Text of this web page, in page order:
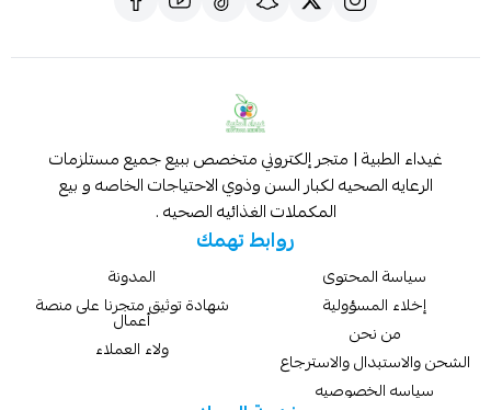
غيداء الطبية | متجر إلكتروني متخصص ببيع جميع مستلزمات
الرعايه الصحيه لكبار السن وذوي الاحتياجات الخاصه و بيع
المكملات الغذائيه الصحيه .
روابط تهمك
سياسة المحتوى
إخلاء المسؤولية
من نحن
الشحن والاستبدال والاسترجاع
سياسه الخصوصيه
المدونة
شهادة توثيق متجرنا على منصة
أعمال
ولاء العملاء